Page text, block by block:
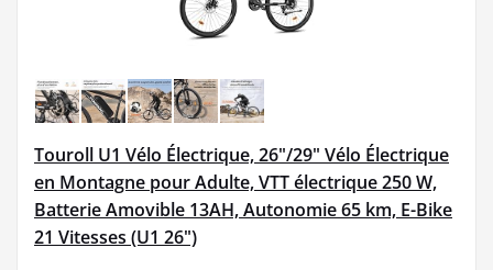
Touroll U1 Vélo Électrique, 26"/29" Vélo Électrique
en Montagne pour Adulte, VTT électrique 250 W,
Batterie Amovible 13AH, Autonomie 65 km, E-Bike
21 Vitesses (U1 26")